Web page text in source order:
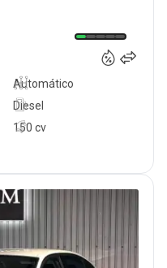
Automático
150 cv
Diesel